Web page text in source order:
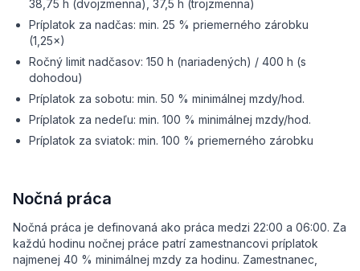
38,75 h (dvojzmenna), 37,5 h (trojzmenna)
Príplatok za nadčas: min. 25 % priemerného zárobku
(1,25×)
Ročný limit nadčasov: 150 h (nariadených) / 400 h (s
dohodou)
Príplatok za sobotu: min. 50 % minimálnej mzdy/hod.
Príplatok za nedeľu: min. 100 % minimálnej mzdy/hod.
Príplatok za sviatok: min. 100 % priemerného zárobku
Nočná práca
Nočná práca je definovaná ako práca medzi 22:00 a 06:00. Za
každú hodinu nočnej práce patrí zamestnancovi príplatok
najmenej 40 % minimálnej mzdy za hodinu. Zamestnanec,